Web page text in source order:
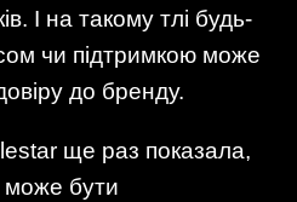
І на такому тлі будь-
чи підтримкою може
до бренду.
ще раз показала,
може бути